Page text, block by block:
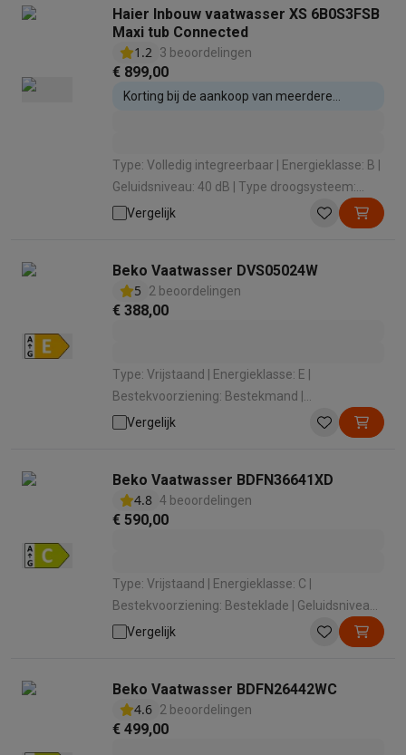
Haier Inbouw vaatwasser XS 6B0S3FSB
Maxi tub Connected
1.2 3 beoordelingen
€ 899,00
Korting bij de aankoop van meerdere
Type: Volledig integreerbaar | Energieklasse: B |
Geluidsniveau: 40 dB | Type droogsysteem:
Condens Statisch / Eigenwarmte |
Vergelijk
Beko Vaatwasser DVS05024W
5
2 beoordelingen
€ 388,00
Type: Vrijstaand | Energieklasse: E |
Bestekvoorziening: Bestekmand |
Geluidsniveau: 49 dB | Geluidsniveauklasse: C
Vergelijk
Beko Vaatwasser BDFN36641XD
4.8 4 beoordelingen
€ 590,00
Type: Vrijstaand | Energieklasse: C |
Bestekvoorziening: Besteklade | Geluidsniveau:
42 dB | Geluidsniveauklasse: B
Vergelijk
Beko Vaatwasser BDFN26442WC
4.6 2 beoordelingen
€ 499,00